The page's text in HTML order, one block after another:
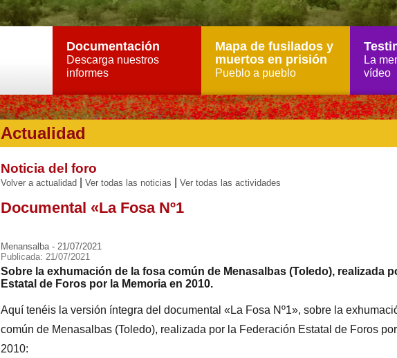
Documentación
Descarga nuestros
informes
Mapa de fusilados y
muertos en prisión
Pueblo a pueblo
La
vídeo
Actualidad
Noticia del foro
Volver a actualidad Ver todas las noticias Ver todas las actividades
Documental «La Fosa Nº1
Menansalba - 21/07/2021
Publicada: 21/07/2021
Sobre la exhumación de la fosa común de Menasalbas (Toledo), realizada
Estatal de Foros por la Memoria en 2010.
Aquí tenéis la versión íntegra del documental «La Fosa Nº1», sobre la
común de Menasalbas (Toledo), realizada por la Federación Estatal de Foros
2010: